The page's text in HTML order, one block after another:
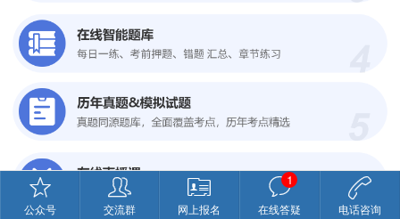
公众号 交流群 网上报名 在线答疑
1
电话咨询